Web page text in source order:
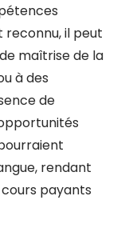
reconnu, il peut
maîtrise de la
à des
de
rendant
payants